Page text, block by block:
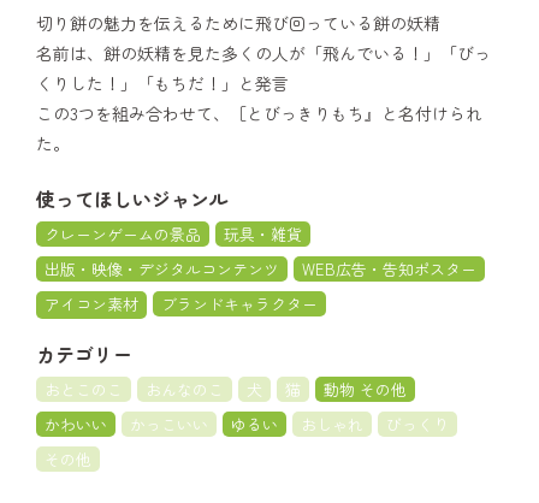
切り餅の魅力を伝えるために飛び回っている餅の妖精
名前は、餅の妖精を見た多くの人が「飛んでいる！」「びっ
くりした！」「もちだ！」と発言
この3つを組み合わせて、［とびっきりもち』と名付けられ
た。
使ってほしいジャンル
クレーンゲームの景品
玩具・雑貨
出版・映像・デジタルコンテンツ
WEB広告・告知ポスター
アイコン素材
ブランドキャラクター
カテゴリー
おとこのこ おんなのこ 犬 猫
動物 その他
かわいい
かっこいい ゆるい おしゃれ
びっくり
その他